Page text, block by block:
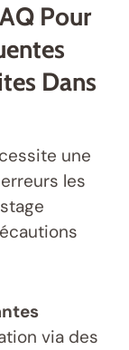
Pour
Dans
une
les
via des